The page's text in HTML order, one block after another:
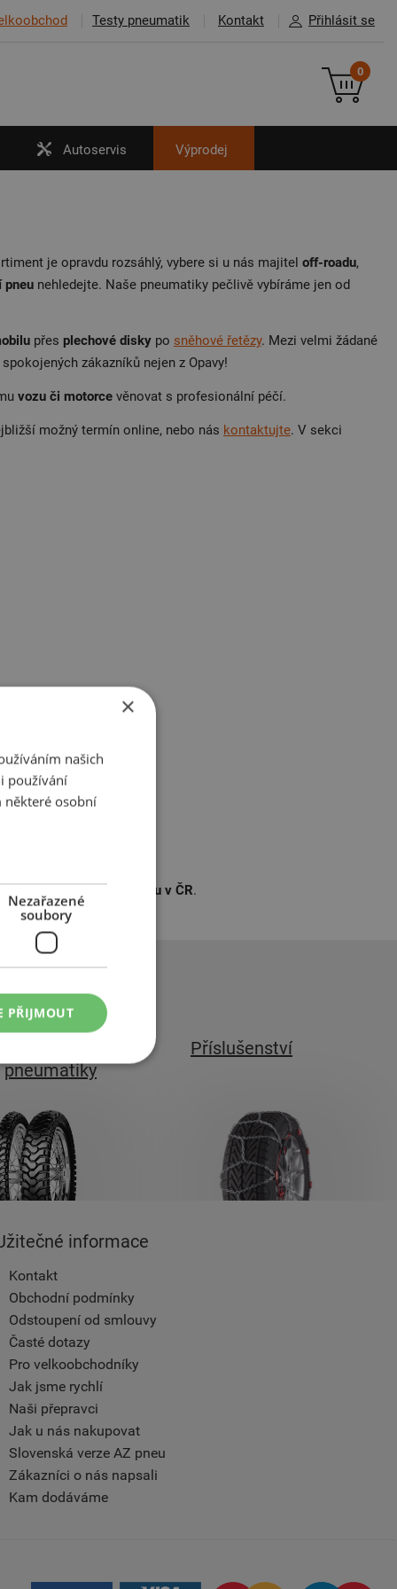
Testy pneumatik Kontakt Přihlásit se
0
Autoservis Výprodej
je opravdu rozsáhlý, vybere si u nás majitel off-roadu,
pneu nehledejte. Naše pneumatiky pečlivě vybíráme jen od
přes plechové disky po sněhové řetězy. Mezi velmi žádané
zákazníků nejen z Opavy!
vozu či motorce věnovat s profesionální péčí.
možný termín online, nebo nás kontaktujte. V sekci
najakoukoli adresu v ČR.
pneumatiky
Příslušenství
informace
Kontakt
Obchodní podmínky
Odstoupení od smlouvy
Časté dotazy
Pro velkoobchodníky
Jak jsme rychlí
Naši přepravci
Jak u nás nakupovat
Slovenská verze AZ pneu
Zákazníci o nás napsali
Kam dodáváme
×
našich
používání
některé osobní
Nezařazené
soubory
PŘIJMOUT